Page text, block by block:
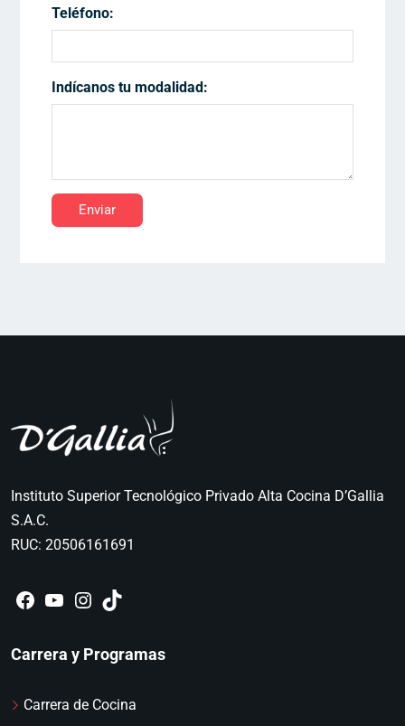
Teléfono:
Indícanos tu modalidad:
Enviar
Instituto Superior Tecnológico Privado Alta Cocina D’Gallia
S.A.C.
RUC: 20506161691
Carrera y Programas
Carrera de Cocina